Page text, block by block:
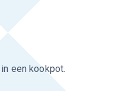
een kookpot.